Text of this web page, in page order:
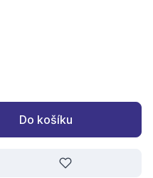
Do košíku